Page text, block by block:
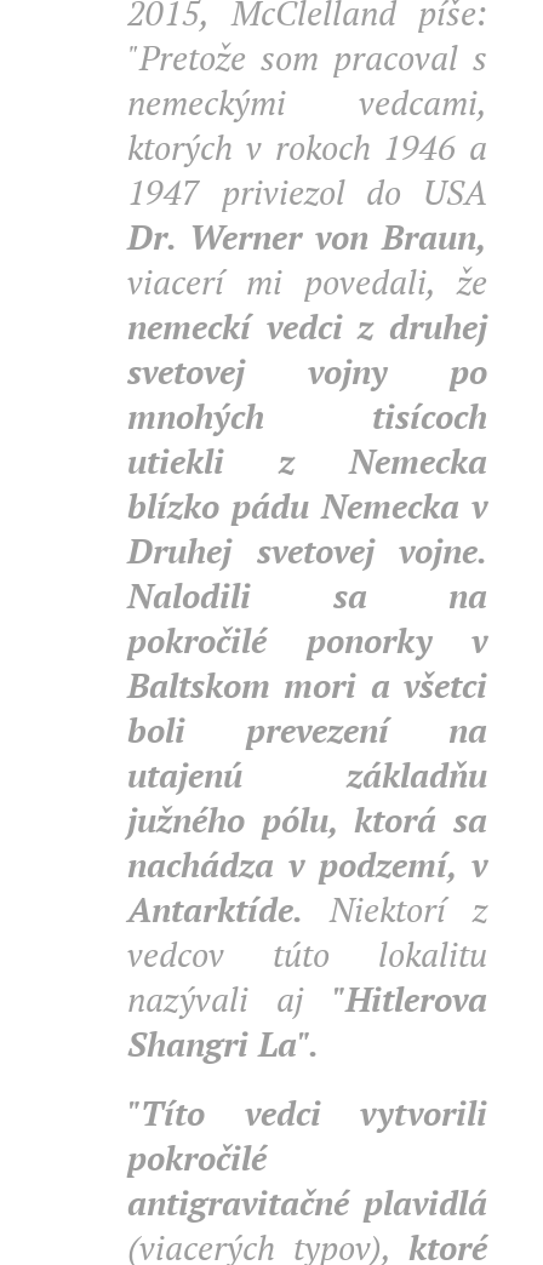
2015, McClelland píše:
"Pretože som pracoval s
nemeckými vedcami,
ktorých v rokoch 1946 a
1947 priviezol do USA
Dr. Werner von Braun,
viacerí mi povedali, že
nemeckí vedci z druhej
svetovej vojny po
mnohých tisícoch
utiekli z Nemecka
blízko pádu Nemecka v
Druhej svetovej vojne.
Nalodili sa na
pokročilé ponorky v
Baltskom mori a všetci
boli prevezení na
utajenú základňu
južného pólu, ktorá sa
nachádza v podzemí, v
Antarktíde. Niektorí z
vedcov túto lokalitu
nazývali aj "Hitlerova
Shangri La".
"Títo vedci vytvorili
pokročilé
antigravitačné plavidlá
(viacerých typov), ktoré